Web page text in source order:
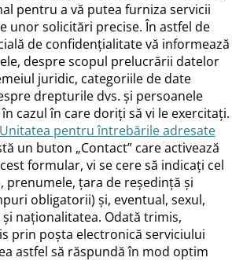
pentru a vă putea furniza servicii
unor solicitări precise. În astfel de
de confidențialitate vă informează
despre scopul prelucrării datelor
juridic, categoriile de date
drepturile dvs. și persoanele
cazul în care doriți să vi le exercitați.
Unitatea pentru întrebările adresate
un buton „Contact” care activează
formular, vi se cere să indicați cel
prenumele, țara de reședință și
obligatorii) și, eventual, sexul,
naționalitatea. Odată trimis,
prin poșta electronică serviciului
astfel să răspundă în mod optim